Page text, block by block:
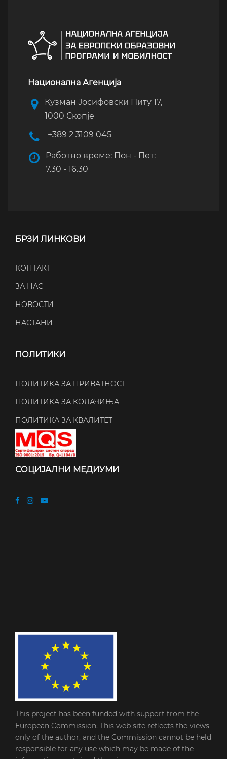
Национална Агенција
Кузман Јосифовски Питу 17,
1000 Скопје
+389 2 3109 045
Работно време: Пон - Пет:
7.30 - 16.30
БРЗИ ЛИНКОВИ
КОНТАКТ
ЗА НАС
НОВОСТИ
НАСТАНИ
ПОЛИТИКИ
ПОЛИТИКА ЗА ПРИВАТНОСТ
ПОЛИТИКА ЗА КОЛАЧИЊА
ПОЛИТИКА ЗА КВАЛИТЕТ
СОЦИЈАЛНИ МЕДИУМИ
This project has been funded with support from the
European Commission. This web site reflects the views
only of the author, and the Commission cannot be held
responsible for any use which may be made of the